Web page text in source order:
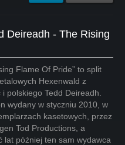
Deireadh - The Rising
Flame Of Pride” to split
Hexenwald z
i polskiego Tedd Deireadh.
wydany w styczniu 2010, w
kasetowych, przez
Tod Productions, a
lat później ten sam wydawca